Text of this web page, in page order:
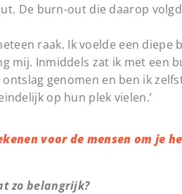
De burn-out die daarop
raak. Ik voelde een diepe
mij. Inmiddels zat ik met een
genomen en ben ik
op hun plek vielen.’
voor de mensen om je
zo belangrijk?